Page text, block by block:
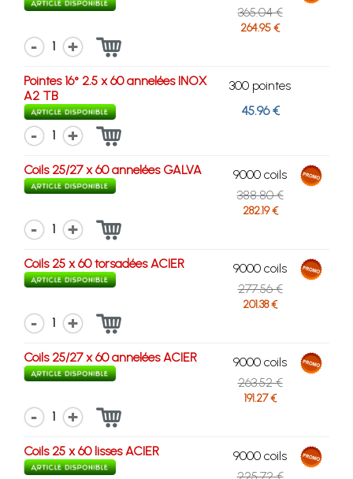
365.04 €
264.95 €
1
Pointes 16° 2.5 x 60 annelées INOX
A2 TB
300 pointes
45.96 €
1
Coils 25/27 x 60 annelées GALVA
9000 coils
388.80 €
282.19 €
1
Coils 25 x 60 torsadées ACIER
9000 coils
277.56 €
201.38 €
1
Coils 25/27 x 60 annelées ACIER
9000 coils
263.52 €
191.27 €
1
Coils 25 x 60 lisses ACIER
9000 coils
225.72 €